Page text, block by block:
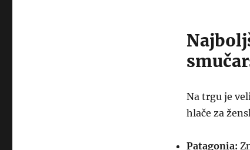
Na trgu je
hlače za
Patagonia: